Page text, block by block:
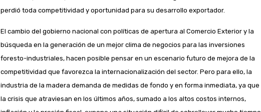
perdió toda competitividad y oportunidad para su desarrollo exportador.
El cambio del gobierno nacional con políticas de apertura al Comercio Exterior y la
búsqueda en la generación de un mejor clima de negocios para las inversiones
foresto-industriales, hacen posible pensar en un escenario futuro de mejora de la
competitividad que favorezca la internacionalización del sector. Pero para ello, la
industria de la madera demanda de medidas de fondo y en forma inmediata, ya que
la crisis que atraviesan en los últimos años, sumado a los altos costos internos,